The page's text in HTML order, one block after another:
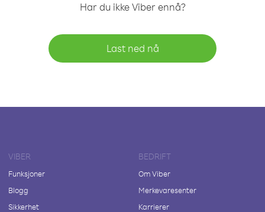
Har du ikke Viber ennå?
Last ned nå
VIBER
Funksjoner
Blogg
Sikkerhet
BEDRIFT
Om Viber
Merkevaresenter
Karrierer